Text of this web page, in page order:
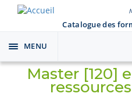
Catalogue des
Toggle
navigation
MENU
Master [120]